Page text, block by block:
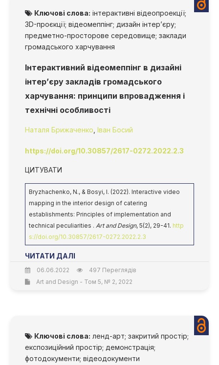
Ключові слова: інтерактивні відеопроекції;
3D-проєкції; відеомеппінг; дизайн інтер’єру;
предметно-просторове середовище; заклади
громадського харчування
Інтерактивний відеомеппінг в дизайні
інтер’єру закладів громадського
харчування: принципи впровадження і
технічні особливості
Наталя Брижаченко Іван Босий
https://doi.org/10.30857/2617-0272.2022.2.3
ЦИТУВАТИ
Bryzhachenko, N., & Bosyi, I. (2022). Interactive video
mapping in the interior design of catering
establishments: Principles of implementation and
technical peculiarities . Art and Design, 5(2), 29-41. http
s://doi.org/10.30857/2617-0272.2022.2.3
ЧИТАТИ ДАЛІ
06.06.2022
497 Переглядів
Art and Design - Том 5, № 2, 2022
Ключові слова: ленд-арт; закритий простір;
експозиційний простір; демонстрація;
фотодокументи; відеодокументи